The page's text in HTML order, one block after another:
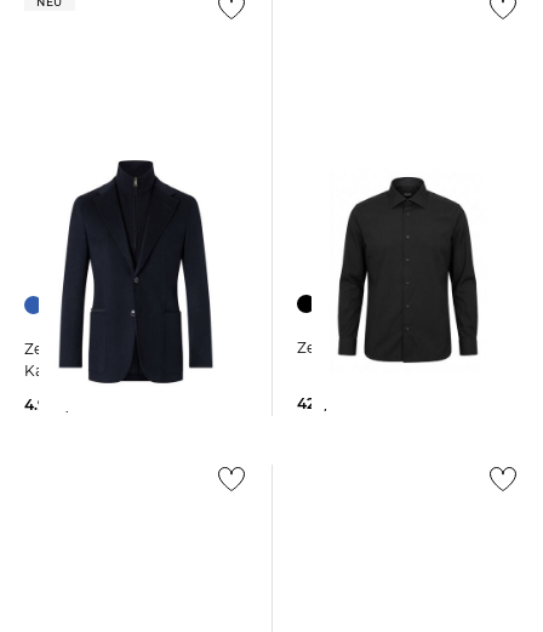
Zegna | Herren Sakko aus
Kaschmir
4.950,00 €
Zegna | Herren Hemd
425,00 €